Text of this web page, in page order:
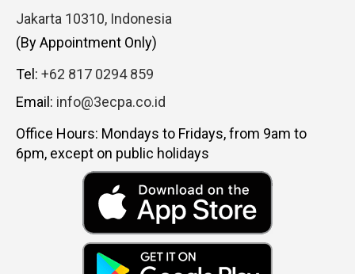
Jakarta 10310, Indonesia
(By Appointment Only)
Tel: +62 817 0294 859
Email: info@3ecpa.co.id
Office Hours: Mondays to Fridays, from 9am to
6pm, except on public holidays